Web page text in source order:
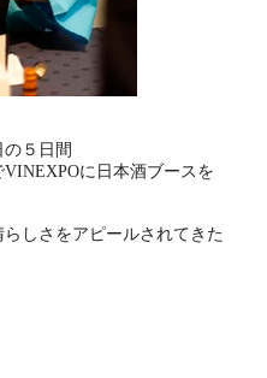
の５日間
に日本酒ブースを
しさをアピールされてきた